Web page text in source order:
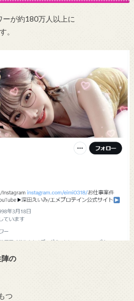
が約180万人以上に
。
陣の
つ